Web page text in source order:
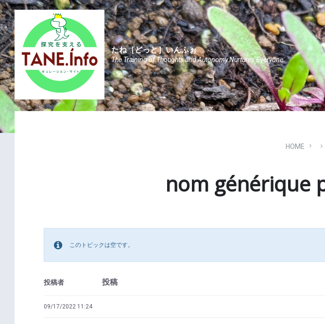
Skip
to
content
Skip
to
main
navigation
Skip
to
footer
たね［どっと］いんふぉ
The Training of Thoughts and Autonomy Nurtures Everyone.
HOME
nom générique
このトピックは空です。
投稿者 投稿
09/17/2022 11:24